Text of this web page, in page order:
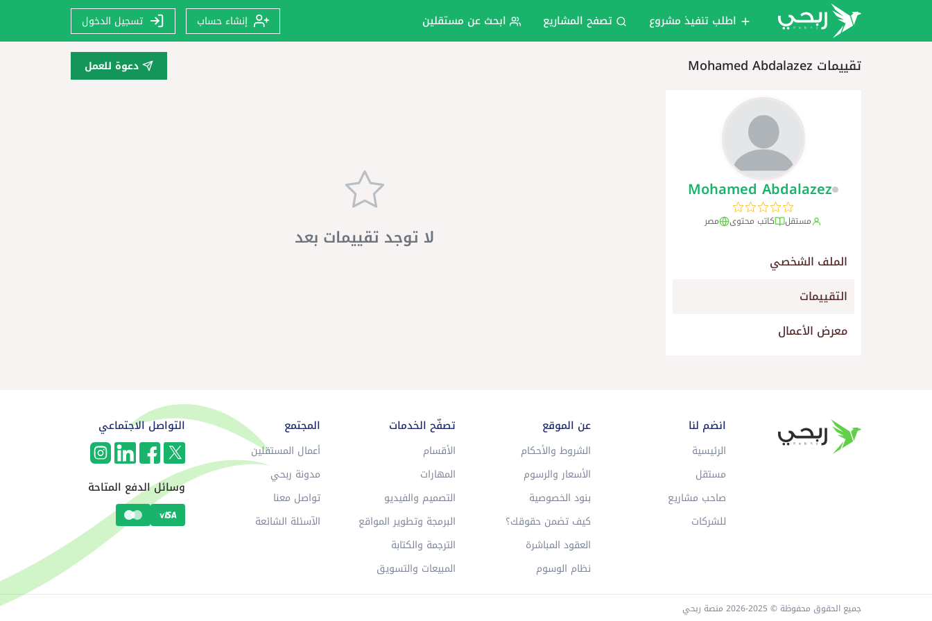
اطلب تنفيذ مشروع تصفح المشاريع ابحث عن مستقلين إنشاء حساب تسجيل الدخول
تقييمات Mohamed Abdalazez دعوة للعمل
Mohamed Abdalazez
مستقل كاتب محتوى مصر
الملف الشخصي
التقييمات
معرض الأعمال
لا توجد تقييمات بعد
انضم لنا
الرئيسية
مستقل
صاحب مشاريع
للشركات
عن الموقع
الشروط والأحكام
الأسعار والرسوم
بنود الخصوصية
كيف تضمن حقوقك؟
العقود المباشرة
نظام الوسوم
تصفّح الخدمات
الأقسام
المهارات
التصميم والفيديو
البرمجة وتطوير المواقع
الترجمة والكتابة
المبيعات والتسويق
المجتمع
أعمال المستقلين
مدونة ربحي
تواصل معنا
الآسئلة الشائعة
التواصل الاجتماعي
وسائل الدفع المتاحة
جميع الحقوق محفوظة © 2025-2026 منصة ربحي